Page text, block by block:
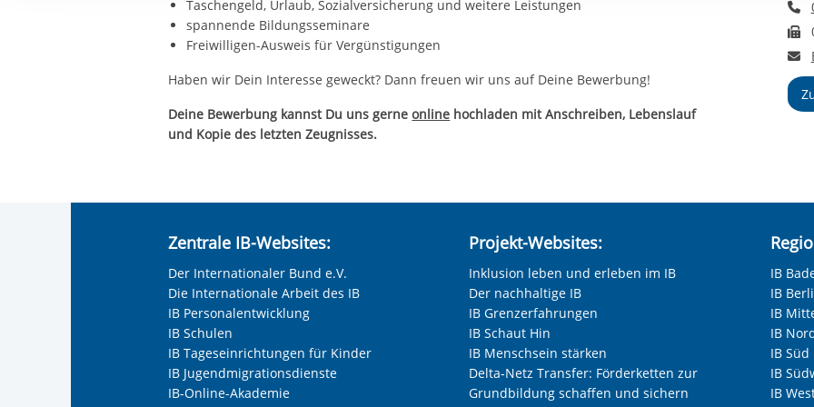
Ihre etwaige Einwilligung erstreckt sich nicht auf notwendige Cookies, die erforderlich zur
der von Ihnen aufgerufenen und somit gewünschten Website-Funktionen sind. Diese
aufgrund berechtigter Interessen und daher unabhängig von einer Einwilligung.
Taschengeld, Urlaub, Sozialversicherung und weitere Leistungen
spannende Bildungsseminare
Freiwilligen-Ausweis für Vergünstigungen
Haben wir Dein Interesse geweckt? Dann freuen wir uns auf Deine Bewerbung!
Deine Bewerbung kannst Du uns gerneonline hochladen mit Anschreiben, Lebenslauf
und Kopie des letzten Zeugnisses.
Zentrale IB-Websites:
Der Internationaler Bund e.V.
Die Internationale Arbeit des IB
IB Personalentwicklung
IB Schulen
IB Tageseinrichtungen für Kinder
IB Jugendmigrationsdienste
IB-Online-Akademie
Projekt-Websites:
Inklusion leben und erleben im IB
Der nachhaltige IB
IB Grenzerfahrungen
IB Schaut Hin
IB Menschsein stärken
Delta-Netz Transfer: Förderketten zur
Grundbildung schaffen und sichern
IB
IB
IB
IB
IB Süd
IB
IB